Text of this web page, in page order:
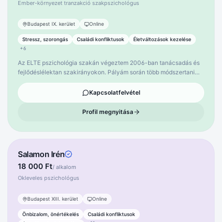
Ember-környezet tranzakció szakpszichológus
Budapest IX. kerület Online
Stressz, szorongás Családi konfliktusok
Életváltozások kezelése
+6
Az ELTE pszichológia szakán végeztem 2006-ban tanácsadás és
fejlődéslélektan szakirányokon. Pályám során több módszertani
képzés mellett coaching pszichológusi akkreditációt, illetve
ember-környezet tranzakció szakpszichológusi diplomát
szereztem, ADHD coaching és terápia képzést végeztem. Egyéni
kliensek számára pszichológiai tanácsadás szolgáltatást nyújtok,
leggyakrabban dolgozom: • Életvezetési elakadások, kihívások,
nehézségek • Párkapcsolati elakadások • Érzelemkezelési
nehézségek • Kommunikációs problémák • Önértékelés erősítése,
önismeret fejlesztése • Munkahelyi problémák kezelése •
elérése – kitartás, halogatás ADHD
Kapcsolatfelvétel
Profil megnyitása
Salamon Irén
18 000 Ft/ alkalom
Okleveles pszichológus
Budapest XIII. kerület Online
Önbizalom, önértékelés
Családi konfliktusok